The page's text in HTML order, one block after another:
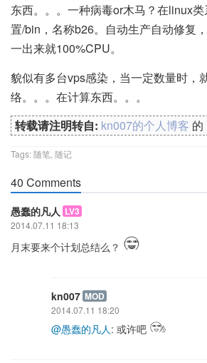
东西。。。一种病毒or木马？在linux
置/bin，名称b26。自动生产自动修复
一出来就100%CPU。
貌似有多台vps感染，当一定数量时，
络。。。在计算东西。。。
转载请注明转自: kn007的个人博客 的
Tags:随笔 随记
40 Comments
愚蠢的凡人 LV3
2014.07.11 18:13
月末要来个计划总结么？
kn007 MOD
2014.07.11 18:20
@愚蠢的凡人: 或许吧